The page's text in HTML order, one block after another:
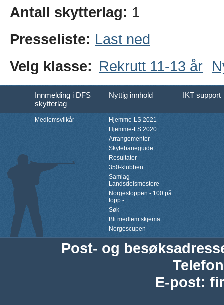
Antall skytterlag: 1
Presseliste: Last ned
Velg klasse: Rekrutt 11-13 år
Innmelding i DFS
skytterlag
Nyttig innhold IKT support
Medlemsvilkår
Hjemme-LS 2021
Hjemme-LS 2020
Arrangementer
Skytebaneguide
Resultater
350-klubben
Samlag-
Landsdelsmestere
Norgestoppen - 100 på
topp -
Søk
Bli medlem skjema
Norgescupen
Post- og
Telefon
E-post: